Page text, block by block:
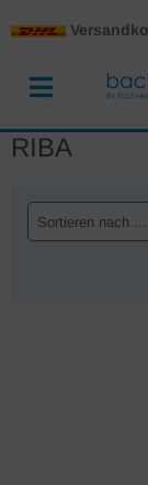
RIBA
Sortieren nach ...